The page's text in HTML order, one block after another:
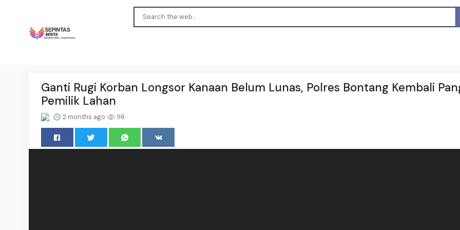
Ganti Rugi Korban Longsor Kanaan Belum Lunas, Polres Bontang Kembali
Pemilik Lahan
2 months ago 96